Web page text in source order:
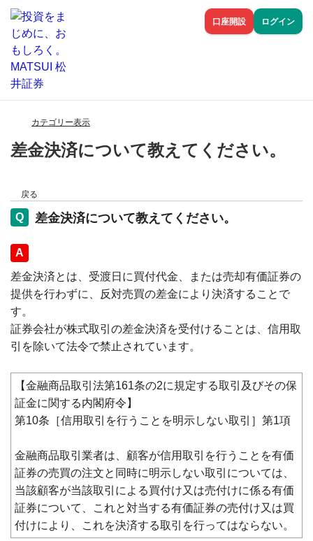
口座開設 ログイン
カテゴリー表示
差金決済について教えてください。
戻る
差金決済について教えてください。
回答
差金決済とは、受渡日に買付代金、または売却有価証券の
提供を行わずに、反対売買の差金により決済することで
す。
証券会社が株式取引の差金決済を受付けることは、信用取
引を除いて法令で禁止されています。
【金融商品取引法第161条の2に規定する取引及びその保
証金に関する内閣府令】
第10条［信用取引を行うことを明示しない取引］第1項
金融商品取引業者は、顧客が信用取引を行うことを有価
証券の売買の注文と同時に明示しない取引については、
当該顧客が当該取引による買付け又は売付けに係る有価
証券について、これと対当する有価証券の売付け又は買
付けにより、これを決済する取引を行ってはならない。